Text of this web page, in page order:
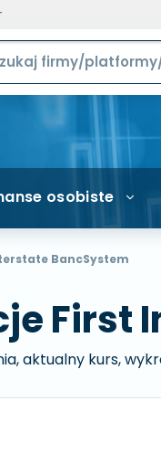
osobiste
BancSystem
First
aktualny kurs,